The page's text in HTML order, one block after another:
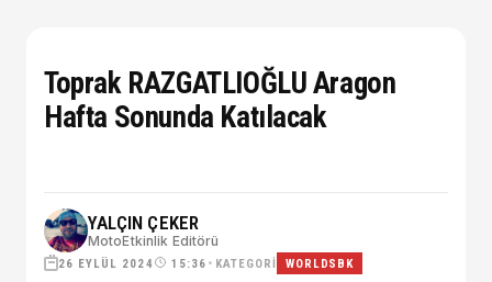
Toprak RAZGATLIOĞLU Aragon
Hafta Sonunda Katılacak
YALÇIN ÇEKER
MotoEtkinlik Editörü
26 EYLÜL 2024 15:36 • KATEGORI WORLDSBK